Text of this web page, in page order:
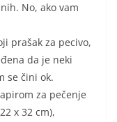
No, ako vam
prašak za pecivo,
da je neki
se čini ok.
za pečenje
x 32 cm),